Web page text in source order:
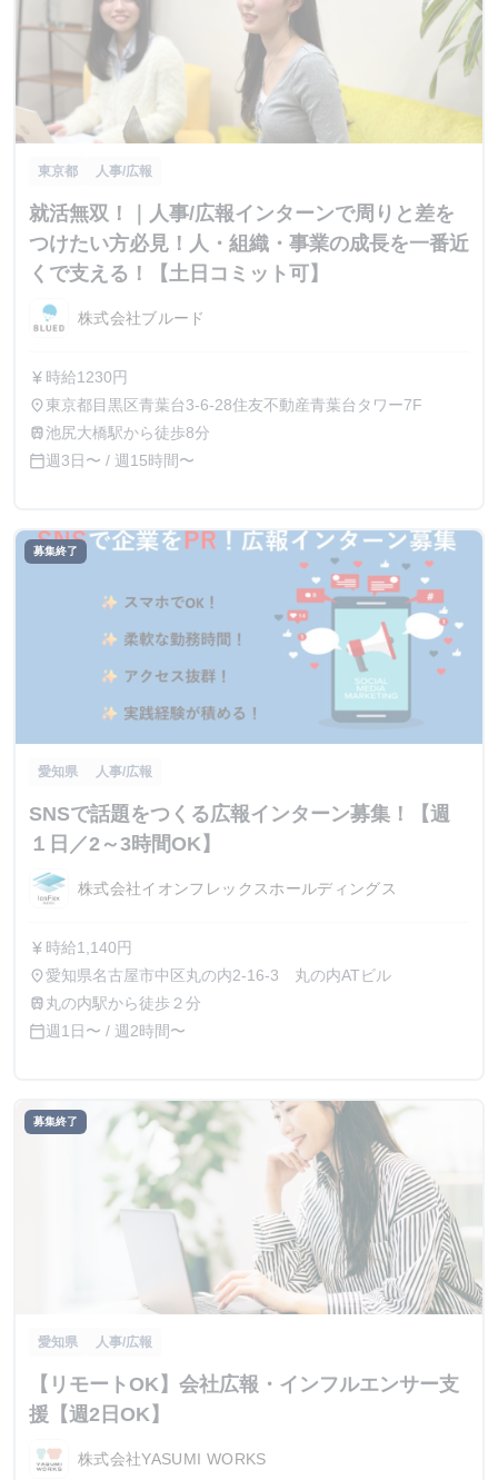
東京都 人事/広報
就活無双！｜人事/広報インターンで周りと差を
つけたい方必見！人・組織・事業の成長を一番近
くで支える！【土日コミット可】
株式会社ブルード
currency_yen 時給1230円
place東京都目黒区青葉台3-6-28住友不動産青葉台タワー7F
train池尻大橋駅から徒歩8分
calendar_today週3日〜 / 週15時間〜
募集終了
愛知県 人事/広報
SNSで話題をつくる広報インターン募集！【週
１日／2～3時間OK】
株式会社イオンフレックスホールディングス
currency_yen 時給1,140円
place愛知県名古屋市中区丸の内2-16-3 丸の内ATビル
train 丸の内駅から徒歩２分
calendar_today週1日〜 / 週2時間〜
募集終了
愛知県 人事/広報
【リモートOK】会社広報・インフルエンサー支
援【週2日OK】
株式会社YASUMI WORKS